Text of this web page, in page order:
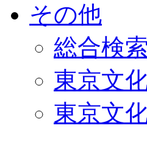
その他
総合検索
東京文
東京文